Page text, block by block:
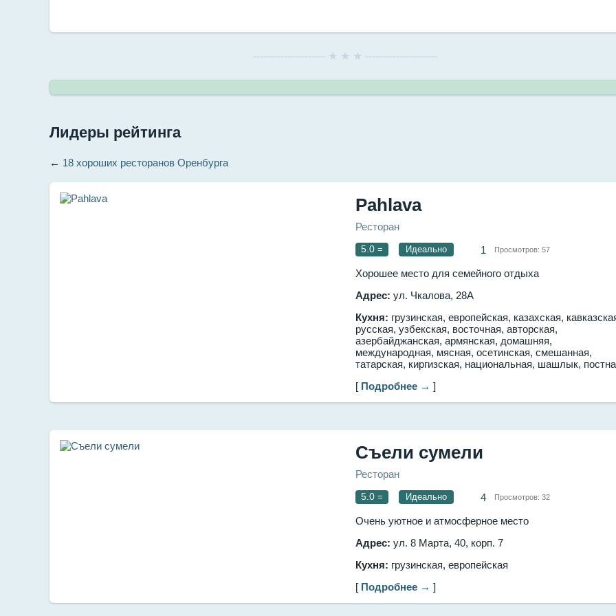
--------------------- ★ ★ ★ ---------------------
Лидеры рейтинга
← 18 хороших ресторанов Оренбурга
Pahlava
Ресторан
5.0 = Идеально 1 Просмотров: 57
Хорошее место для семейного отдыха
Адрес: ул. Чкалова, 28А
Кухня: грузинская, европейская, казахская,
русская, узбекская, восточная, авторская,
азербайджанская, армянская, домашняя,
международная, мясная, осетинская, смешанная,
татарская, киргизская, национальная, шашлык,
[ Подробнее → ]
Съели сумели
Ресторан
5.0 = Идеально 4 Просмотров: 32
Очень уютное и атмосферное место
Адрес: ул. 8 Марта, 40, корп. 7
Кухня: грузинская, европейская
[ Подробнее → ]